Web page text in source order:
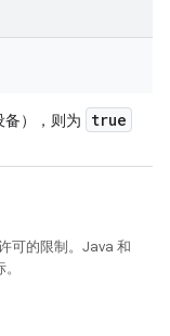
），则为 true
可的限制。Java 和